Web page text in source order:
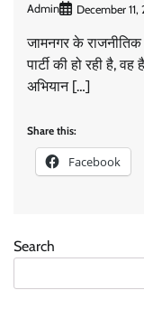
Admin December
जामनगर के
पार्टी की हो रही है,
अभियान […]
Share this:
Facebook
Search
तेज़ की